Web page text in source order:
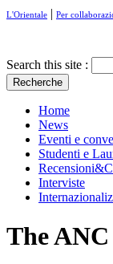
L'Orientale | Per
Search this site :
Home
News
Eventi e
Studenti e
Interviste
The